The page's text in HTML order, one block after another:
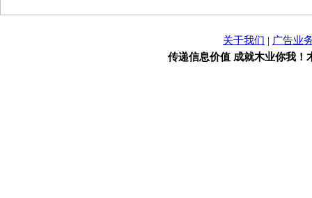
关于我们 | 广告业
传递信息价值 成就木业你我！